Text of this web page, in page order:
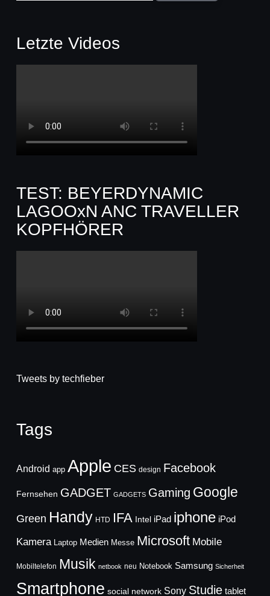
Letzte Videos
TEST: BEYERDYNAMIC
LAGOOxN ANC TRAVELLER
KOPFHÖRER
Tweets by techfieber
Tags
Android app Apple CES design Facebook
Fernsehen GADGET GADGETS Gaming Google
Green Handy HTD IFA Intel iPad iphone iPod
Kamera Laptop Medien Messe Microsoft Mobile
Mobiltelefon Musik netbook neu Notebook Samsung Sicherheit
Smartphone social network Sony Studie tablet